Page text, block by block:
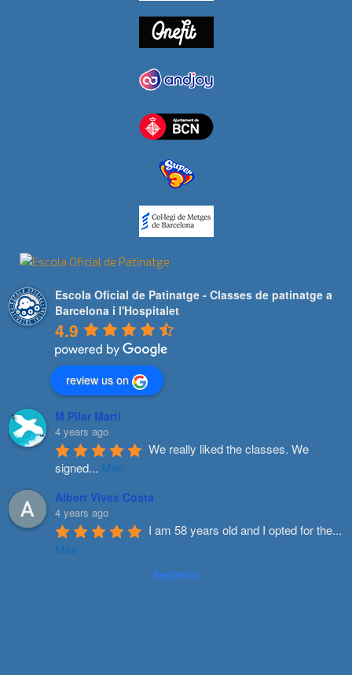
Escola Oficial de Patinatge - Classes de patinatge a
Barcelona i l'Hospitalet
4.9
review us on
M Pilar Marti
4 years ago
We really liked the classes. We
signed... Més
Albert Vives Costa
4 years ago
I am 58 years old and I opted for the...
Més
Següents